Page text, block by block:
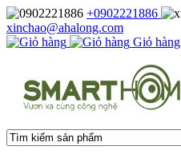
+0902221886
xinchao@ahalong.com
Giỏ hàng